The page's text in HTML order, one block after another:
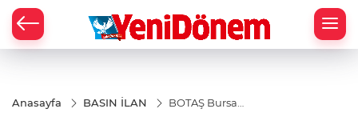
Anasayfa BASIN İLAN
BOTAŞ Bursa